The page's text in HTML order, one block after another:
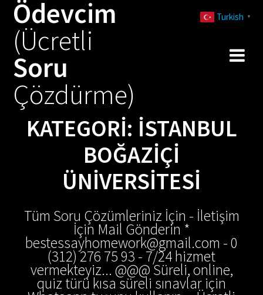
Ödevcim
(Ücretli
Soru
Çözdürme)
KATEGORI: İSTANBUL
BOĞAZIÇI
ÜNIVERSITESI
Tüm Soru Çözümleriniz İçin - İletişim
İçin Mail Gönderin *
bestessayhomework@gmail.com - 0
(312) 276 75 93 - 7/24 hizmet
vermekteyiz... @@@ Süreli, online,
quiz türü kısa süreli sınavlar için
Turkish ▼